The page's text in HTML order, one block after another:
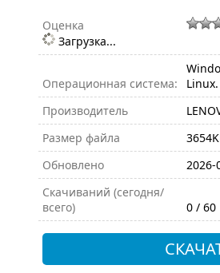
Оценка
Загрузка...
Операционная система:
Linux.
Производитель
Размер файла
Обновлено
2026-
Скачиваний (сегодня/
всего)
0 / 60